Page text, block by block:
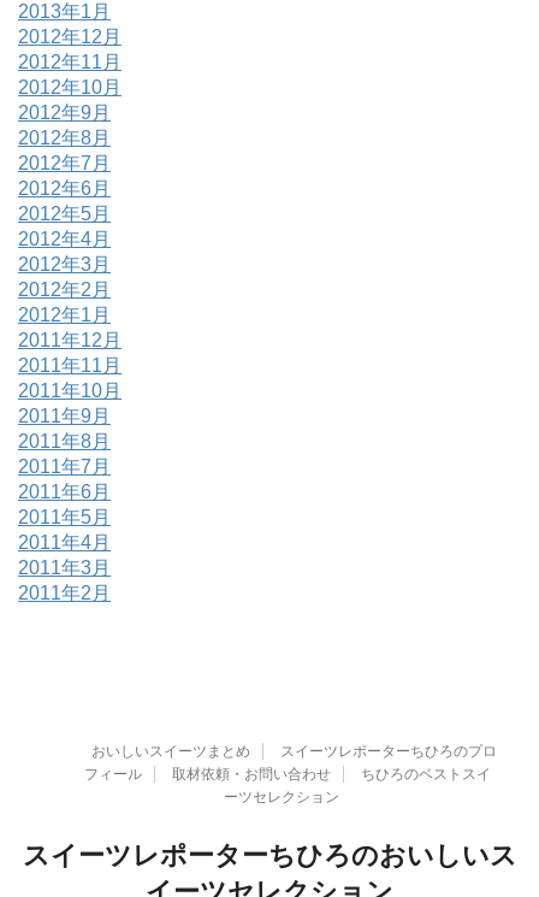
2013年1月
2012年12月
2012年11月
2012年10月
2012年9月
2012年8月
2012年7月
2012年6月
2012年5月
2012年4月
2012年3月
2012年2月
2012年1月
2011年12月
2011年11月
2011年10月
2011年9月
2011年8月
2011年7月
2011年6月
2011年5月
2011年4月
2011年3月
2011年2月
おいしいスイーツまとめ
スイーツレポーターちひろのプロ
フィール
取材依頼・お問い合わせ
ちひろのベストスイ
ーツセレクション
スイーツレポーターちひろのおいしいス